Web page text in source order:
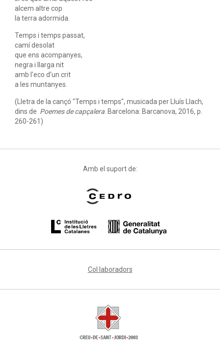
alcem altre cop
la terra adormida.
Temps i temps passat,
camí desolat
que ens acompanyes,
negra i llarga nit
amb l'eco d'un crit
a les muntanyes.
(Lletra de la cançó "Temps i temps", musicada per Lluís Llach,
dins de Poemes de capçalera . Barcelona: Barcanova, 2016, p.
260-261)
Amb el suport de:
Col·laboradors